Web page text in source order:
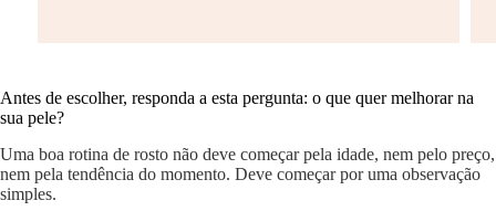
Antes de escolher, responda a esta pergunta: o que quer melhorar na
sua pele?
Uma boa rotina de rosto não deve começar pela idade, nem pelo preço,
nem pela tendência do momento. Deve começar por uma observação
simples.